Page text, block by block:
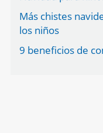
Más chistes
los niños
9 beneficios de